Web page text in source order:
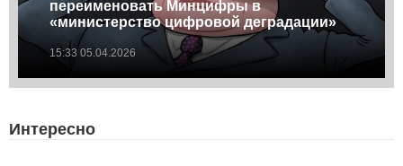
переименовать Минцифры в
«министерство цифровой деградации»
15:33 05.04.2026
Интересно